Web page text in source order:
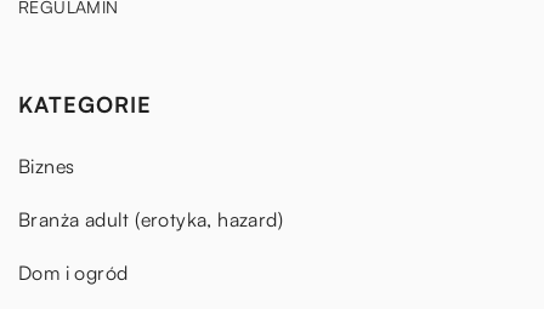
REGULAMIN
KATEGORIE
Biznes
Branża adult (erotyka, hazard)
Dom i ogród